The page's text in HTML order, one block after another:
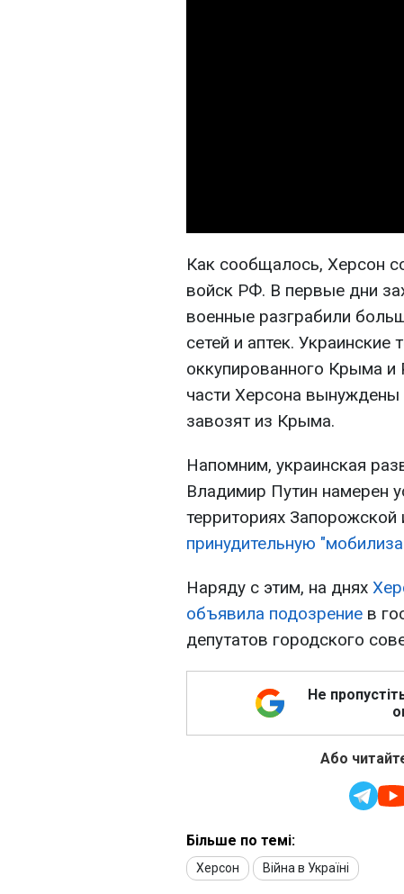
Как сообщалось, Херсон
войск РФ. В первые дни
военные разграбили
сетей и аптек.
оккупированного Крыма и
части Херсона вынуждены
завозят из Крыма.
Напомним, украинская
Владимир Путин намерен
территориях Запорожской
принудительную
Наряду с этим, на днях
объявила подозрение в
депутатов городского
Не
Або
Більше по темі:
Херсон Війна в Україні